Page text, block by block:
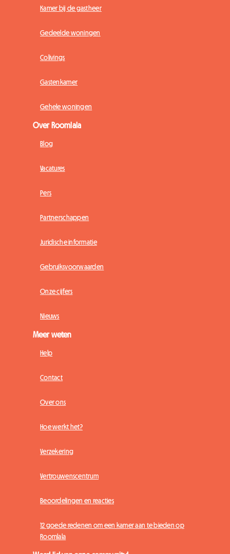
Kamer bij de gastheer
Gedeelde woningen
Colivings
Gastenkamer
Gehele woningen
Over Roomlala
Blog
Vacatures
Pers
Partnerschappen
Juridische informatie
Gebruiksvoorwaarden
Onze cijfers
Nieuws
Meer weten
Help
Contact
Over ons
Hoe werkt het?
Verzekering
Vertrouwenscentrum
Beoordelingen en reacties
12 goede redenen om een kamer aan te bieden op
Roomlala